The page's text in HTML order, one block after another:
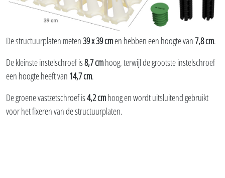
De structuurplaten meten39 x 39 cmen hebben een hoogte van7,8 cm.
De kleinste instelschroef is8,7 cmhoog, terwijl de grootste instelschroef
een hoogte heeft van 14,7 cm.
De groene vastzetschroef is4,2 cmhoog en wordt uitsluitend gebruikt
voor het fixeren van de structuurplaten.